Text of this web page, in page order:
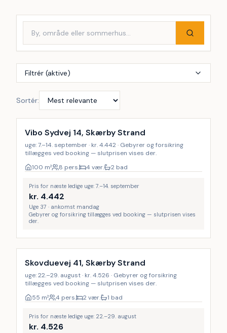
Filtrér (aktive)
Sortér:
Vibo Sydvej 14, Skærby Strand
uge: 7.–14. september · kr. 4.442 · Gebyrer og forsikring
tillægges ved booking — slutprisen vises der.
100 m² 8 pers. 4 vær. 2 bad
Pris for næste ledige uge: 7.–14. september
kr. 4.442
Uge 37 · ankomst mandag
Gebyrer og forsikring tillægges ved booking — slutprisen vises
der.
Skovduevej 41, Skærby Strand
uge: 22.–29. august · kr. 4.526 · Gebyrer og forsikring
tillægges ved booking — slutprisen vises der.
55 m² 4 pers. 2 vær. 1 bad
Pris for næste ledige uge: 22.–29. august
kr. 4.526